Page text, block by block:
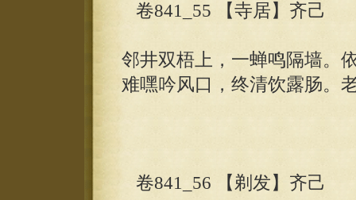
卷841_55 【寺居】齐己
邻井双梧上，一蝉鸣隔墙。
难嘿吟风口，终清饮露肠。
卷841_56 【剃发】齐己